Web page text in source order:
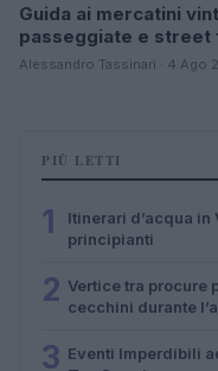
Guida ai mercatini
passeggiate e street
Alessandro Tassinari · 4 Ago
PIÙ LETTI
1
Itinerari d’acqua
principianti
2 Vertice tra procure
cecchini durante
3 Eventi Imperdibili